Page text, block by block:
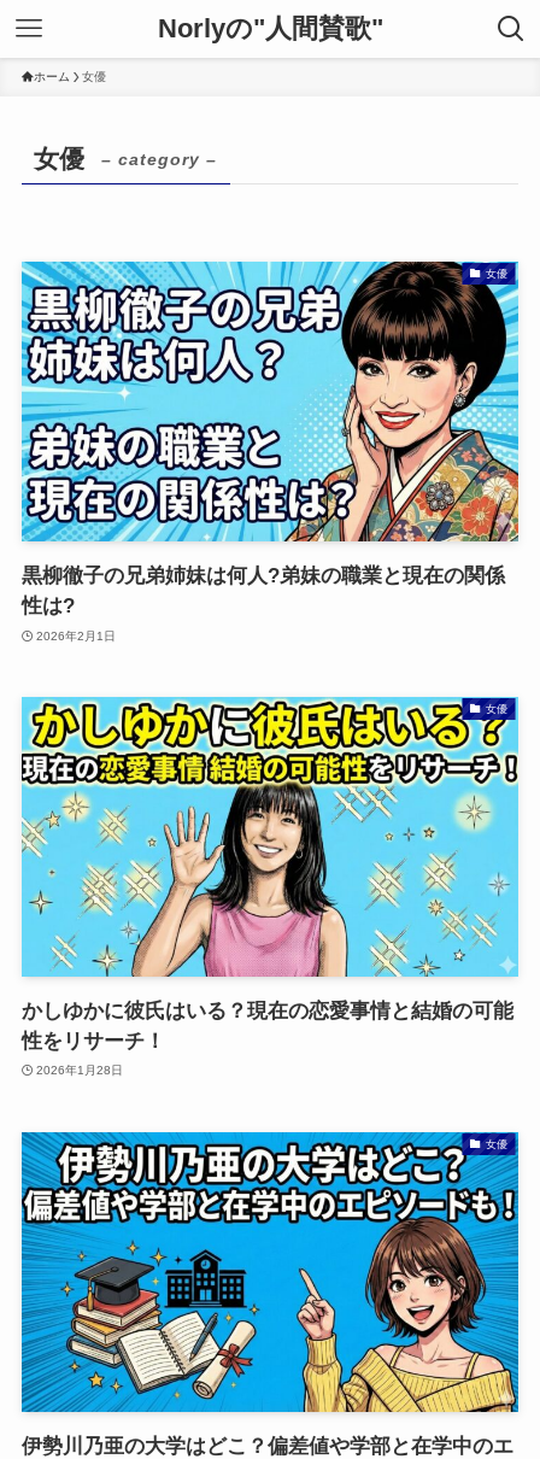
Norlyの"人間賛歌"
ホーム 女優
女優 – category –
女優
黒柳徹子の兄弟姉妹は何人?弟妹の職業と現在の関係
性は?
2026年2月1日
女優
かしゆかに彼氏はいる？現在の恋愛事情と結婚の可能
性をリサーチ！
2026年1月28日
女優
伊勢川乃亜の大学はどこ？偏差値や学部と在学中のエ